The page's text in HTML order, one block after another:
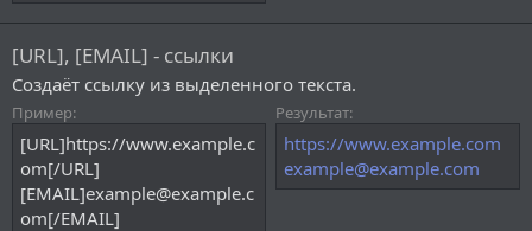
[URL], [EMAIL] - ссылки
Создаёт ссылку из выделенного текста.
Пример:
[URL]https://www.example.c
om[/URL]
[EMAIL]example@example.c
om[/EMAIL]
Результат:
https://www.example.com
example@example.com